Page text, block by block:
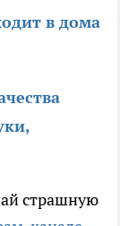
в дома
страшную